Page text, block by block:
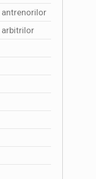
fost
antrenorilor
arbitrilor